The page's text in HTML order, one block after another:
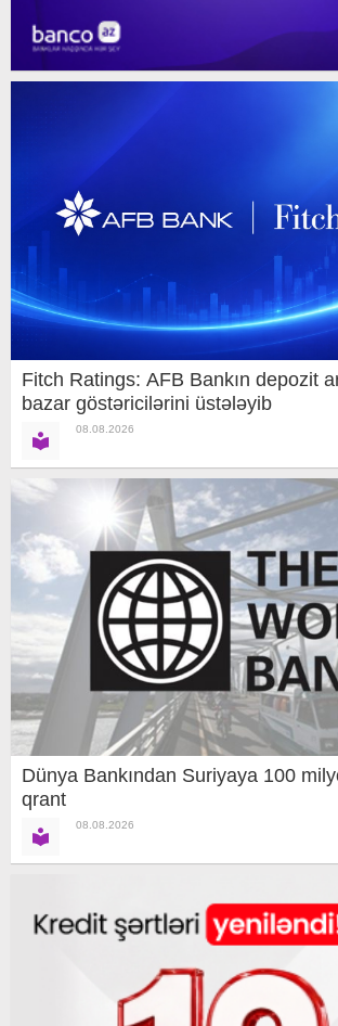
Fitch Ratings: AFB Bankın depozit
bazar göstəricilərini üstələyib
08.08.2026
Dünya Bankından Suriyaya 100
qrant
08.08.2026